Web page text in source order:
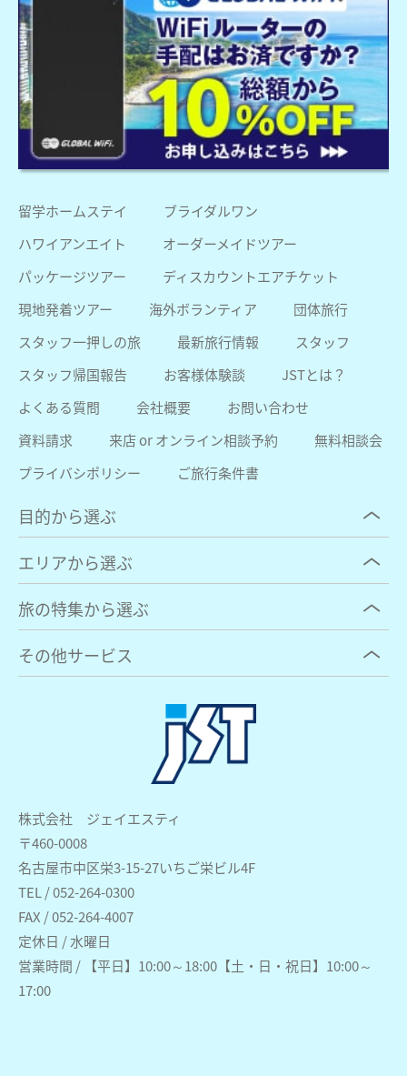
株式会社 ジェイエスティ
〒460-0008
名古屋市中区栄3-15-27いちご栄ビル4F
TEL / 052-264-0300
FAX / 052-264-4007
定休日 / 水曜日
営業時間 / 【平日】10:00～18:00【土・日・祝日】10:00～
17:00
留学ホームステイ
ブライダルワン
ハワイアンエイト
オーダーメイドツアー
パッケージツアー
ディスカウントエアチケット
現地発着ツアー
海外ボランティア
団体旅行
スタッフ一押しの旅
最新旅行情報
スタッフ
スタッフ帰国報告
お客様体験談
JSTとは？
よくある質問
会社概要
お問い合わせ
資料請求
来店 or オンライン相談予約
無料相談会
プライバシポリシー
ご旅行条件書
目的から選ぶ
エリアから選ぶ
旅の特集から選ぶ
その他サービス